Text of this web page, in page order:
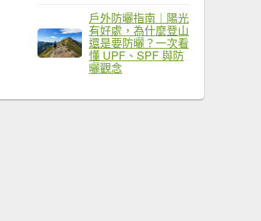
戶外防曬指南｜陽光
有好處，為什麼登山
還是要防曬？一次看
懂 UPF、SPF 與防
曬觀念